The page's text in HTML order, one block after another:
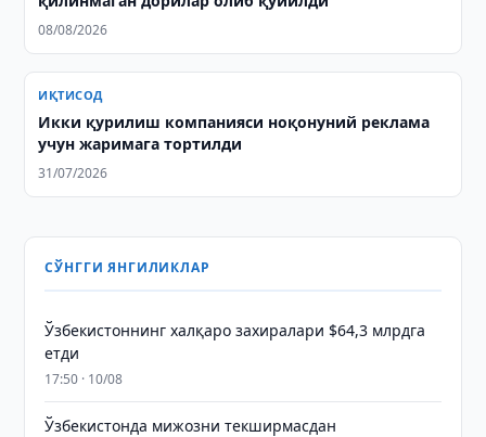
08/08/2026
ИҚТИСОД
Икки қурилиш компанияси ноқонуний реклама
учун жаримага тортилди
31/07/2026
СЎНГГИ ЯНГИЛИКЛАР
Ўзбекистоннинг халқаро захиралари $64,3 млрдга
етди
17:50 · 10/08
Ўзбекистонда мижозни текширмасдан